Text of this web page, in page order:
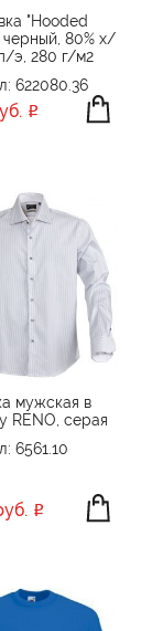
"Hooded
черный, 80% х/
э, 280 г/м2
622080.36
мужская в
RENO, серая
6561.10